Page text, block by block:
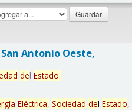
Antonio Oeste,
del Estado.
Eléctrica, Sociedad del Estado,